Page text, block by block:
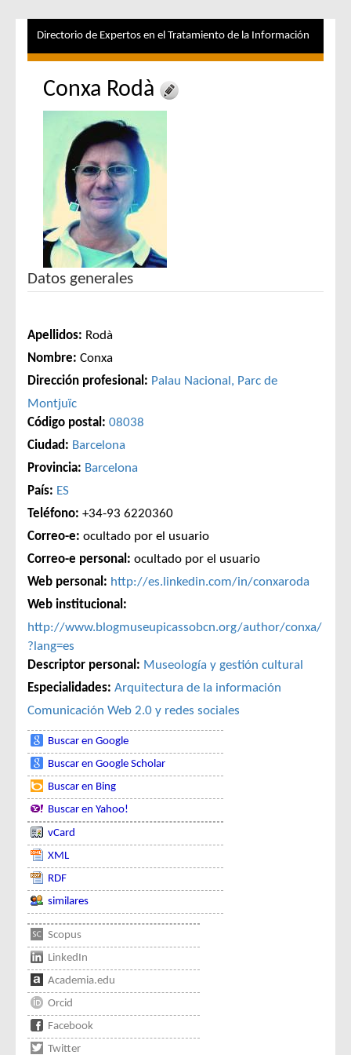
Directorio de Expertos en el Tratamiento de la Información
Conxa Rodà
Datos generales
Apellidos: Rodà
Nombre: Conxa
Dirección profesional: Palau Nacional, Parc de
Montjuïc
Código postal: 08038
Ciudad: Barcelona
Provincia: Barcelona
País: ES
Teléfono: +34-93 6220360
Correo-e: ocultado por el usuario
Correo-e personal: ocultado por el usuario
Web personal: http://es.linkedin.com/in/conxaroda
Web institucional:
http://www.blogmuseupicassobcn.org/author/conxa/
?lang=es
Descriptor personal: Museología y gestión cultural
Especialidades: Arquitectura de la información
Comunicación Web 2.0 y redes sociales
Buscar en Google
Buscar en Google Scholar
Buscar en Bing
Buscar en Yahoo!
vCard
XML
RDF
similares
Scopus
LinkedIn
Academia.edu
Orcid
Facebook
Twitter